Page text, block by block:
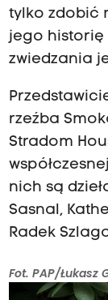
tylko zdobić
jego historię
zwiedzania
rzeźba
Stradom
nich są
Sasnal,
Radek
Fot. PAP/Łukasz